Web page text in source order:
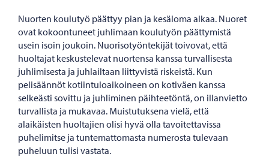
Nuorten koulutyö päättyy pian ja kesäloma alkaa. Nuoret
ovat kokoontuneet juhlimaan koulutyön päättymistä
usein isoin joukoin. Nuorisotyöntekijät toivovat, että
huoltajat keskustelevat nuortensa kanssa turvallisesta
juhlimisesta ja juhlailtaan liittyvistä riskeistä. Kun
pelisäännöt kotiintuloaikoineen on kotiväen kanssa
selkeästi sovittu ja juhliminen päihteetöntä, on illanvietto
turvallista ja mukavaa. Muistutuksena vielä, että
alaikäisten huoltajien olisi hyvä olla tavoitettavissa
puhelimitse ja tuntemattomasta numerosta tulevaan
puheluun tulisi vastata.